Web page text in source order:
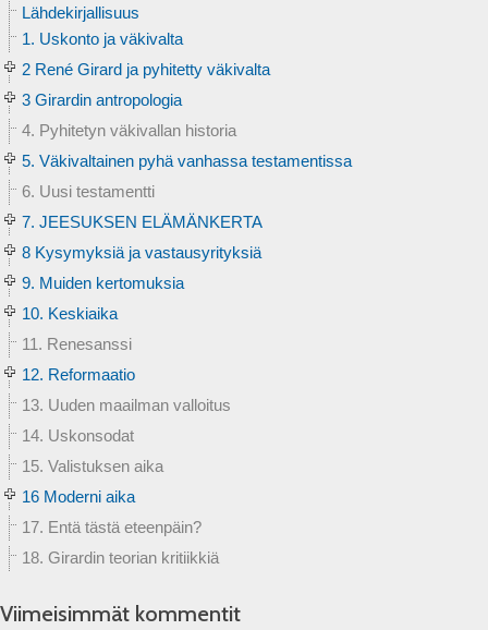
Lähdekirjallisuus
1. Uskonto ja väkivalta
2 René Girard ja pyhitetty väkivalta
3 Girardin antropologia
4. Pyhitetyn väkivallan historia
5. Väkivaltainen pyhä vanhassa testamentissa
6. Uusi testamentti
7. JEESUKSEN ELÄMÄNKERTA
8 Kysymyksiä ja vastausyrityksiä
9. Muiden kertomuksia
10. Keskiaika
11. Renesanssi
12. Reformaatio
13. Uuden maailman valloitus
14. Uskonsodat
15. Valistuksen aika
16 Moderni aika
17. Entä tästä eteenpäin?
18. Girardin teorian kritiikkiä
Viimeisimmät kommentit